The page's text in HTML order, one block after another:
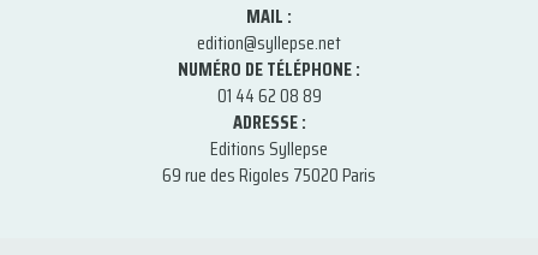
MAIL :
edition@syllepse.net
NUMÉRO DE TÉLÉPHONE :
01 44 62 08 89
ADRESSE :
Editions Syllepse
69 rue des Rigoles 75020 Paris